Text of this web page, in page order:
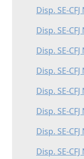
Disp. SE-
Disp. SE-
Disp. SE-
Disp. SE-
Disp. SE-
Disp. SE-
Disp. SE-
Disp. SE-